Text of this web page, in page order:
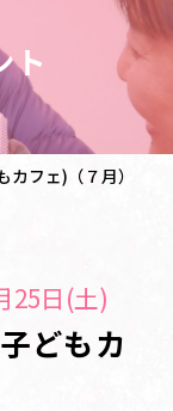
ト
フェ)（７月）
25日(土)
どもカ